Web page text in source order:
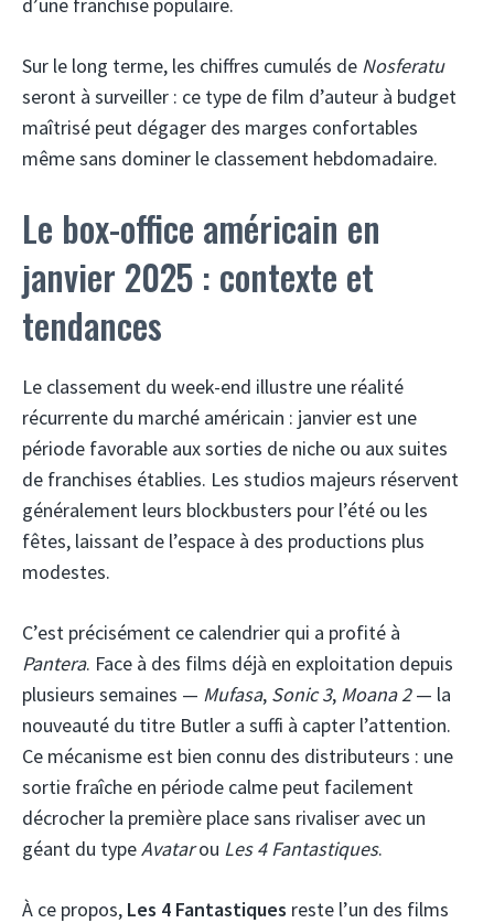
Sur le long terme, les chiffres cumulés de Nosferatu
seront à surveiller : ce type de film d’auteur à budget
maîtrisé peut dégager des marges confortables
même sans dominer le classement hebdomadaire.
Le box-office américain en
janvier 2025 : contexte et
tendances
Le classement du week-end illustre une réalité
récurrente du marché américain : janvier est une
période favorable aux sorties de niche ou aux suites
de franchises établies. Les studios majeurs réservent
généralement leurs blockbusters pour l’été ou les
fêtes, laissant de l’espace à des productions plus
modestes.
C’est précisément ce calendrier qui a profité à
Pantera. Face à des films déjà en exploitation depuis
plusieurs semaines — Mufasa, Sonic 3, Moana 2— la
nouveauté du titre Butler a suffi à capter l’attention.
Ce mécanisme est bien connu des distributeurs : une
sortie fraîche en période calme peut facilement
décrocher la première place sans rivaliser avec un
géant du typeAvatarou Les 4 Fantastiques.
À ce propos, Les 4 Fantastiques reste l’un des films